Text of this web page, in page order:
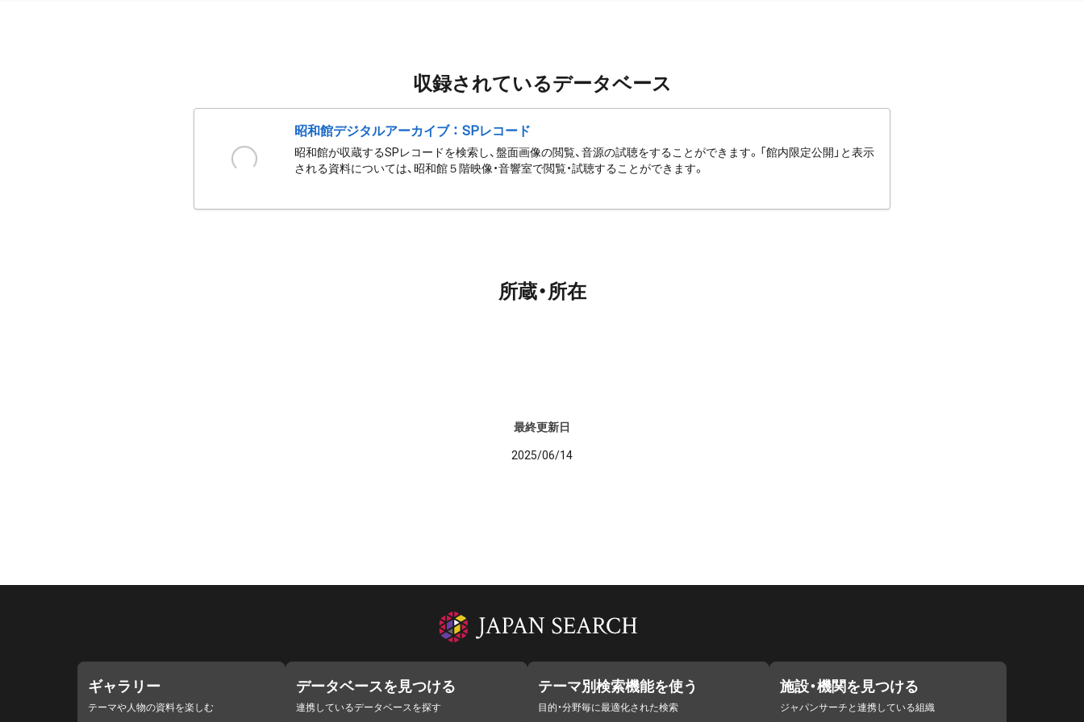
収録されているデータベース
昭和館デジタルアーカイブ ： SPレコード
昭和館が収蔵するSPレコードを検索し、盤面画像の閲覧、音源の試聴をすることができます。「館内限定公開」と表示
される資料については、昭和館５階映像・音響室で閲覧・試聴することができます。
所蔵・所在
最終更新日
2025/06/14
ギャラリー
テーマや人物の資料を楽しむ
データベースを見つける
連携しているデータベースを探す
テーマ別検索機能を使う
目的・分野毎に最適化された検索
施設・機関を見つける
ジャパンサーチと連携している組織